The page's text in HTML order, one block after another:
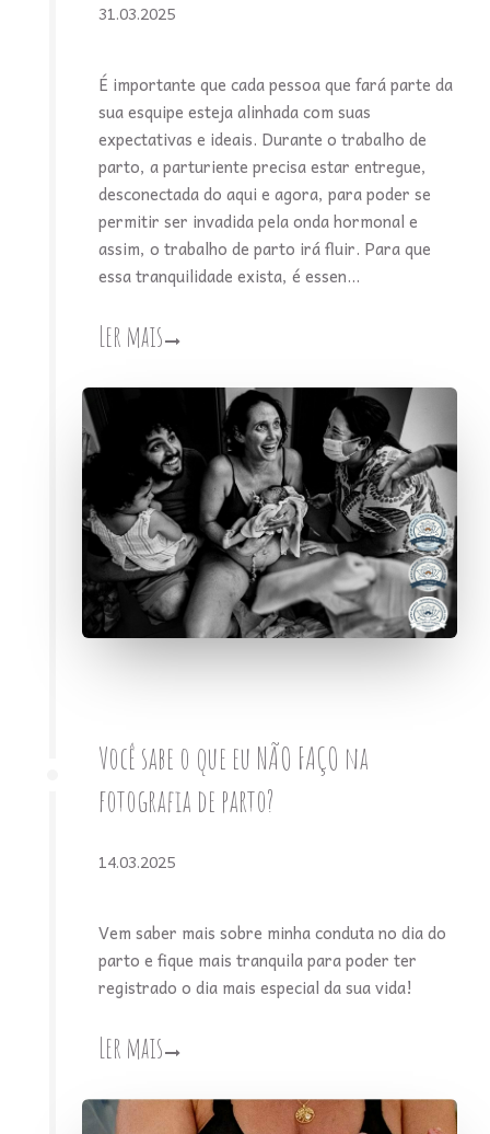
31.03.2025
É importante que cada pessoa que fará parte da
sua esquipe esteja alinhada com suas
expectativas e ideais. Durante o trabalho de
parto, a parturiente precisa estar entregue,
desconectada do aqui e agora, para poder se
permitir ser invadida pela onda hormonal e
assim, o trabalho de parto irá fluir. Para que
essa tranquilidade exista, é essen...
Ler mais
Você sabe o que eu NÃO FAÇO na
fotografia de parto?
14.03.2025
Vem saber mais sobre minha conduta no dia do
parto e fique mais tranquila para poder ter
registrado o dia mais especial da sua vida!
Ler mais